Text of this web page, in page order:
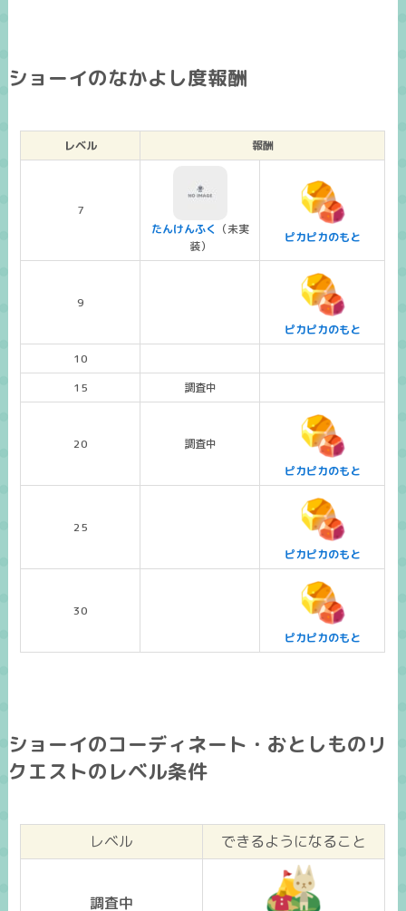
ショーイのなかよし度報酬
レベル 報酬
7
たんけんふく （未実
装）
ピカピカのもと
9
ピカピカのもと
10
15
調査中
20
調査中
ピカピカのもと
25
ピカピカのもと
30
ピカピカのもと
ショーイのコーディネート・おとしものリ
クエストのレベル条件
レベル できるようになること
調査中